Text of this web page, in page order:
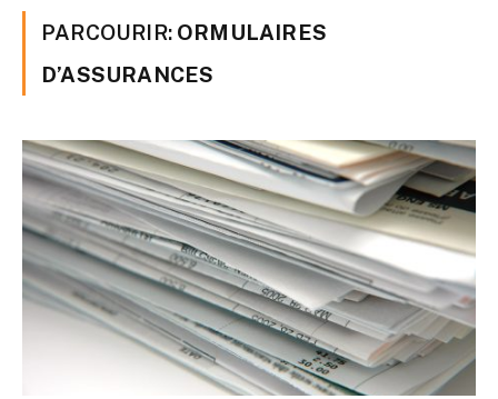
PARCOURIR: ORMULAIRES
D’ASSURANCES